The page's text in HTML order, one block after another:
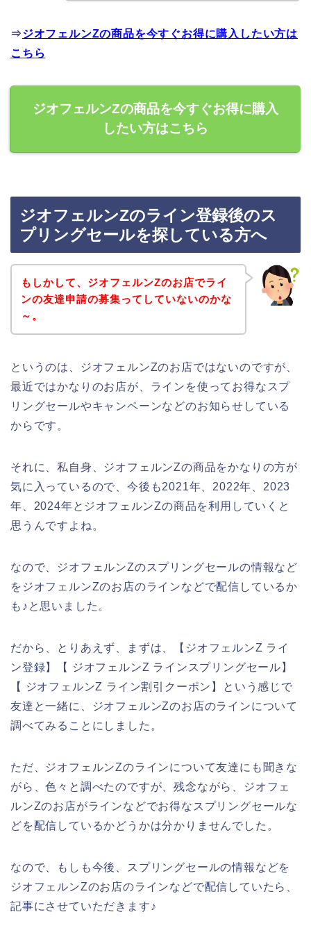
⇒ジオフェルンZの商品を今すぐお得に購入したい方は
こちら
ジオフェルンZの商品を今すぐお得に購入
したい方はこちら
ジオフェルンZのライン登録後のス
プリングセールを探している方へ
もしかして、ジオフェルンZのお店でライ
ンの友達申請の募集ってしていないのかな
～。
というのは、ジオフェルンZのお店ではないのですが、
最近ではかなりのお店が、ラインを使ってお得なスプ
リングセールやキャンペーンなどのお知らせしている
からです。
それに、私自身、ジオフェルンZの商品をかなりの方が
気に入っているので、今後も2021年、2022年、2023
年、2024年とジオフェルンZの商品を利用していくと
思うんですよね。
なので、ジオフェルンZのスプリングセールの情報など
をジオフェルンZのお店のラインなどで配信しているか
も♪と思いました。
だから、とりあえず、まずは、【ジオフェルンZ ライ
ン登録】【 ジオフェルンZ ラインスプリングセール】
【 ジオフェルンZ ライン割引クーポン】という感じで
友達と一緒に、ジオフェルンZのお店のラインについて
調べてみることにしました。
ただ、ジオフェルンZのラインについて友達にも聞きな
がら、色々と調べたのですが、残念ながら、ジオフェ
ルンZのお店がラインなどでお得なスプリングセールな
どを配信しているかどうかは分かりませんでした。
なので、もしも今後、スプリングセールの情報などを
ジオフェルンZのお店のラインなどで配信していたら、
記事にさせていただきます♪